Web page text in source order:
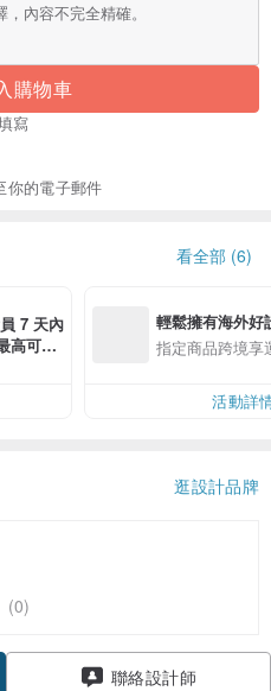
內容不完全精確。
購物車
寫
你的電子郵件
看全部 (6)
7 天內
高可折
輕鬆擁有海外好
指定商品跨境享
活動詳
逛設計品牌
(0)
聯絡設計師